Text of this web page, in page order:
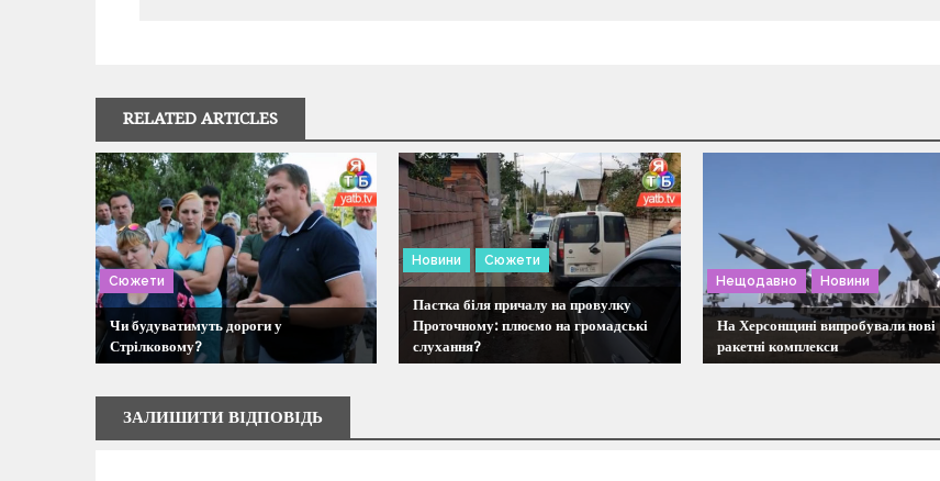
г
а
ц
і
я
з
а
RELATED ARTICLES
Сюжети
Чи будуватимуть дороги у
Стрілковому?
Новини Сюжети
Пастка біля причалу на провулку
Проточному: плюємо на громадські
слухання?
Нещодавно Новини
На Херсонщині випробували нові
ракетні комплекси
ЗАЛИШИТИ ВІДПОВІДЬ